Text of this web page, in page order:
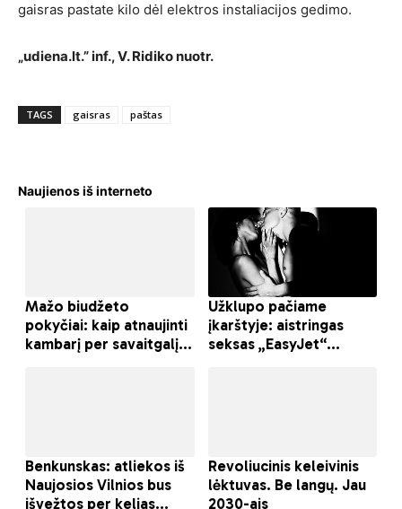
gaisras pastate kilo dėl elektros instaliacijos gedimo.
„udiena.lt.” inf., V. Ridiko nuotr.
TAGS gaisras paštas
Naujienos iš interneto